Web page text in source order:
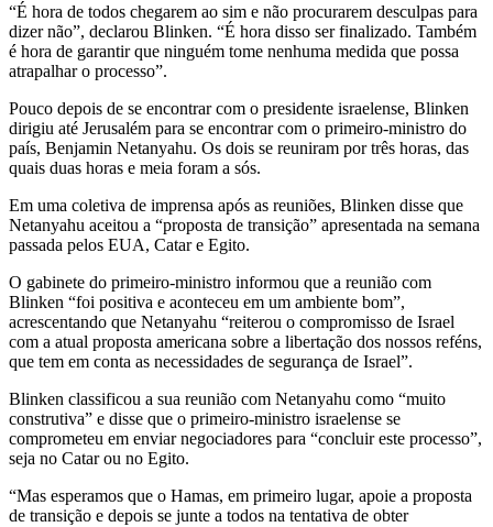
“É hora de todos chegarem ao sim e não procurarem desculpas para
dizer não”, declarou Blinken. “É hora disso ser finalizado. Também
é hora de garantir que ninguém tome nenhuma medida que possa
atrapalhar o processo”.
Pouco depois de se encontrar com o presidente israelense, Blinken
dirigiu até Jerusalém para se encontrar com o primeiro-ministro do
país, Benjamin Netanyahu. Os dois se reuniram por três horas, das
quais duas horas e meia foram a sós.
Em uma coletiva de imprensa após as reuniões, Blinken disse que
Netanyahu aceitou a “proposta de transição” apresentada na semana
passada pelos EUA, Catar e Egito.
O gabinete do primeiro-ministro informou que a reunião com
Blinken “foi positiva e aconteceu em um ambiente bom”,
acrescentando que Netanyahu “reiterou o compromisso de Israel
com a atual proposta americana sobre a libertação dos nossos reféns,
que tem em conta as necessidades de segurança de Israel”.
Blinken classificou a sua reunião com Netanyahu como “muito
construtiva” e disse que o primeiro-ministro israelense se
comprometeu em enviar negociadores para “concluir este processo”,
seja no Catar ou no Egito.
“Mas esperamos que o Hamas, em primeiro lugar, apoie a proposta
de transição e depois se junte a todos na tentativa de obter